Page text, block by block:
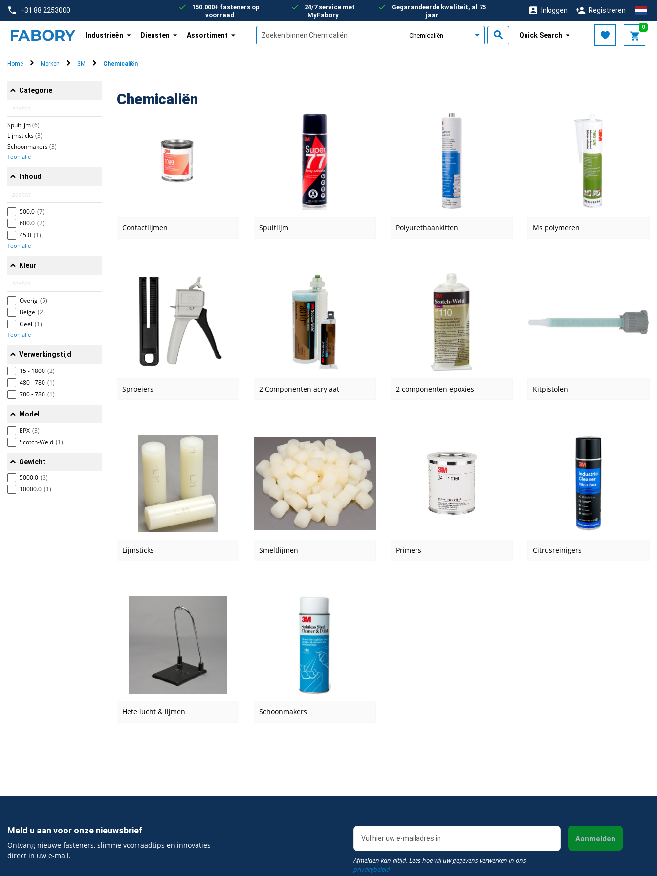
text.skipToContent
text.skipToNavigation
+31 88 2253000
150.000+ fasteners op
voorraad
24/7 service met
MyFabory
Gegarandeerde kwaliteit, al 75
jaar
Inloggen Registreren
Industrieën Diensten Assortiment
0
Quick Search
Home Merken 3M Chemicaliën
Categorie
Spuitlijm(6)
Lijmsticks(3)
Schoonmakers(3)
Toon alle
Inhoud
500.0 (7)
600.0 (2)
45.0 (1)
Toon alle
Kleur
Overig (5)
Beige (2)
Geel (1)
Toon alle
Verwerkingstijd
15 - 1800 (2)
480 - 780 (1)
780 - 780 (1)
Model
EPX (3)
Scotch-Weld (1)
Gewicht
5000.0 (3)
10000.0 (1)
Chemicaliën
Contactlijmen Spuitlijm Polyurethaankitten Ms polymeren
Sproeiers 2 Componenten acrylaat 2 componenten epoxies Kitpistolen
Lijmsticks Smeltlijmen Primers Citrusreinigers
Hete lucht & lijmen Schoonmakers
Meld u aan voor onze nieuwsbrief
Ontvang nieuwe fasteners, slimme voorraadtips en innovaties
direct in uw e‑mail.
Afmelden kan altijd. Lees hoe wij uw gegevens verwerken in ons
privacybeleid
Aanmelden